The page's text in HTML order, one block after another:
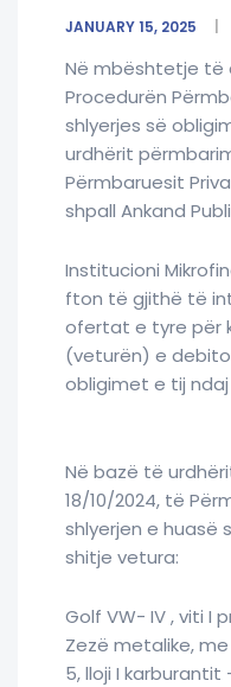
JANUARY 15, 2025
Në mbështetje të
Procedurën
shlyerjes së
urdhërit
Përmbaruesit
shpall Ankand
Institucioni
fton të gjithë të
ofertat e tyre për
(veturën) e
obligimet e tij ndaj
Në bazë të
18/10/2024, të
shlyerjen e huasë
shitje vetura:
Golf VW- IV , viti I
Zezë metalike,
5, lloji I karburantit